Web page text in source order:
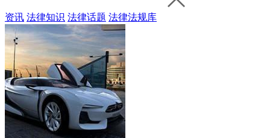
资讯 法律知识 法律话题 法律法规库